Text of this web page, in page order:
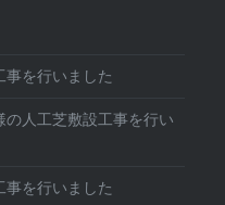
事を行いました
の人工芝敷設工事を行い
事を行いました